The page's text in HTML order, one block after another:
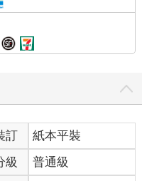
景顯赫，父親鶴見祐輔
議員和厚生大臣等職，亦
旅行遊記、隨筆、論文、
），以及三種英語著作。
此外，六卷本普魯塔克
六年）日譯本，正是出自
父後藤新平，亦是顯赫的
灣總督府民政長官，其後
大臣、外務大臣和第七屆
要職，一九二八年受封伯
訂
紙本平裝
級 普通級